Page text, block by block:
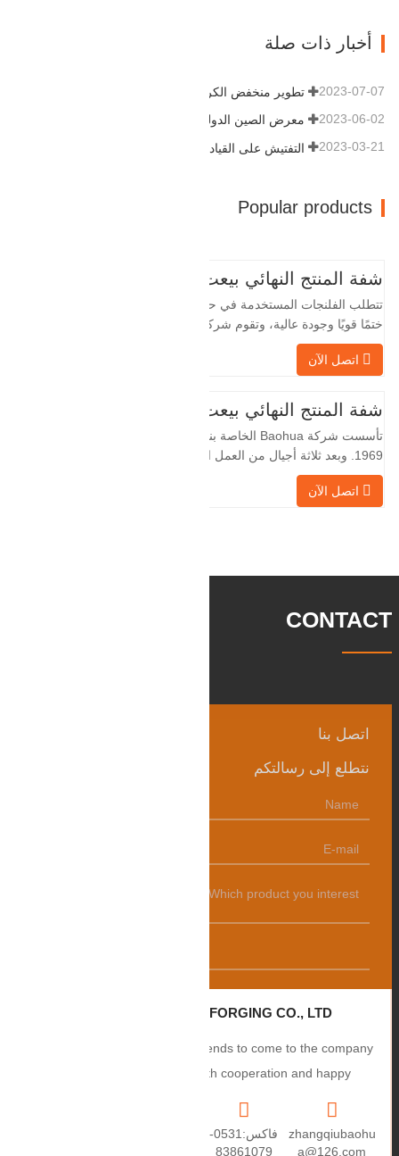
الداخلي 57.76 القطر الخارجي 304.…
أخبار ذات صلة
تطوير منخفض الكربون وعالي الجودة 2023-07-07
معرض الصين الدولي للبترول 2023-06-02
التفتيش على القيادة 2023-03-21
Popular products
شفة المنتج النهائي بيعت
تتطلب الفلنجات المستخدمة في حقول النفط
الخاصة بنا بمعالجة الفلنجات في حقول النفط
لسنوات عديدة وتقوم بتصديرها بشكل غير
لأن الصناعة المحلية ليست مثالية، فإننا نريد
الاستيراد والتصدير مباشرة مع العملاء
الأجانب،
اتصل الآن
شفة المنتج النهائي بيعت
تأسست شركة Baohua الخاصة بنا في عام
1969. وبعد ثلاثة أجيال من العمل الشاق،
وتوليد طاقة الرياح وقطع
اتصل الآن
CONTACT
اتصل بنا
نتطلع إلى رسالتكم
ZHANGQIU BAOHUA FORGING CO., LTD.
Sincerely welcome users and friends to come to the company
فاكس:0531-
83861079
zhangqiubaohu
a@126.com